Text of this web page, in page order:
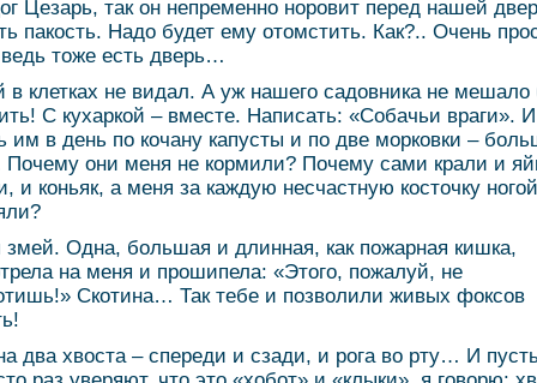
Цезарь, так он непременно норовит перед нашей
пакость. Надо будет ему отомстить. Как?.. Очень
тоже есть дверь…
в клетках не видал. А уж нашего садовника не мешало
С кухаркой – вместе. Написать: «Собачьи враги». И
им в день по кочану капусты и по две морковки –
Почему они меня не кормили? Почему сами крали и
и коньяк, а меня за каждую несчастную косточку ногой
змей. Одна, большая и длинная, как пожарная кишка,
на меня и прошипела: «Этого, пожалуй, не
Скотина… Так тебе и позволили живых фоксов
два хвоста – спереди и сзади, и рога во рту… И